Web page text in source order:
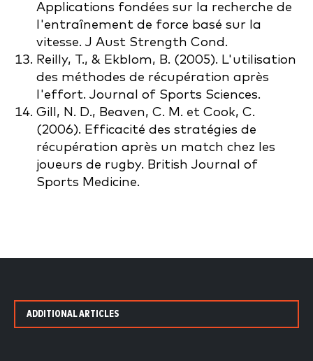
Applications fondées sur la recherche de
l'entraînement de force basé sur la
vitesse. J Aust Strength Cond.
Reilly, T., & Ekblom, B. (2005). L'utilisation
des méthodes de récupération après
l'effort. Journal of Sports Sciences.
Gill, N. D., Beaven, C. M. et Cook, C.
(2006). Efficacité des stratégies de
récupération après un match chez les
joueurs de rugby. British Journal of
Sports Medicine.
ADDITIONAL ARTICLES